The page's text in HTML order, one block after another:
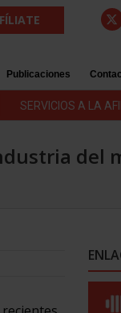
Publicaciones
SERVICIOS A LA
del